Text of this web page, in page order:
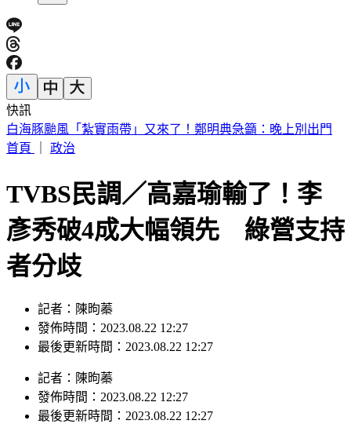
快訊
別只看台積電！ 外媒點名「2檔AI設備股」快上車
首頁
政治
TVBS民調／高嘉瑜輸了！李
彥秀破4成大幅領先 綠營支持
者分歧
記者：陳昫蓁
發佈時間：2023.08.22 12:27
最後更新時間：2023.08.22 12:27
記者 ： 陳昫蓁
發佈時間： 2023.08.22 12:27
最後更新時間： 2023.08.22 12:27